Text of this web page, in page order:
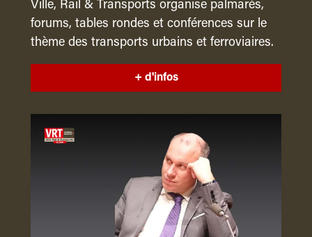
Ville, Rail & Transports organise palmarès,
forums, tables rondes et conférences sur le
thème des transports urbains et ferroviaires.
+ d'infos